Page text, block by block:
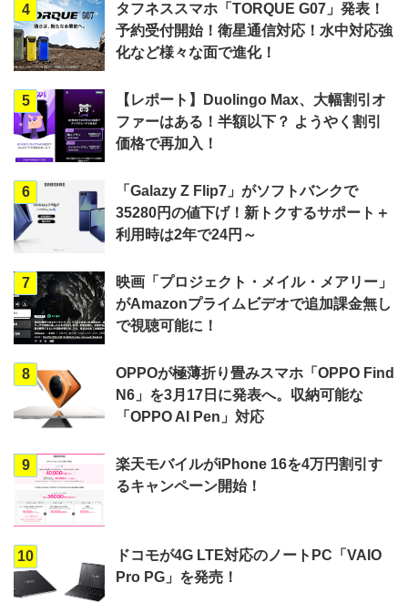
4
タフネススマホ「TORQUE G07」発表！
予約受付開始！衛星通信対応！水中対応強
化など様々な面で進化！
5
【レポート】Duolingo Max、大幅割引オ
ファーはある！半額以下？ ようやく割引
価格で再加入！
6
「Galazy Z Flip7」がソフトバンクで
35280円の値下げ！新トクするサポート＋
利用時は2年で24円～
7
映画「プロジェクト・メイル・メアリー」
がAmazonプライムビデオで追加課金無し
で視聴可能に！
8
OPPOが極薄折り畳みスマホ「OPPO Find
N6」を3月17日に発表へ。収納可能な
「OPPO AI Pen」対応
9
楽天モバイルがiPhone 16を4万円割引す
るキャンペーン開始！
10
ドコモが4G LTE対応のノートPC「VAIO
Pro PG」を発売！